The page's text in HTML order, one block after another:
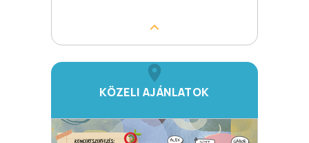
KÖZELI AJÁNLATOK